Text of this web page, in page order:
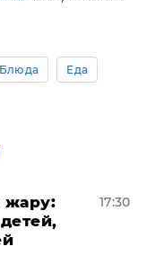
Блюда Еда
жару:
17:30